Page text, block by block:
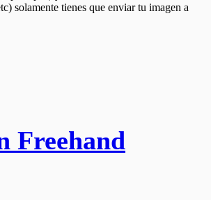
solamente tienes que enviar tu imagen a
Freehand